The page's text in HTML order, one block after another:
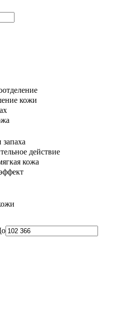
кожи
запаха
действие
кожа